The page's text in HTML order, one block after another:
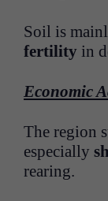
Soil is
fertility in
Economic
The region
especially
rearing.